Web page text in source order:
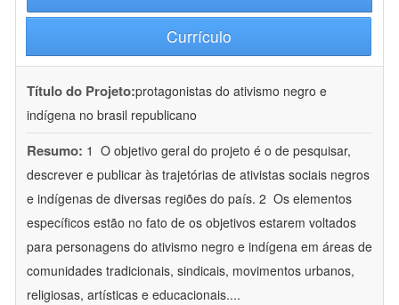
Currículo
Título do Projeto:protagonistas do ativismo negro e
indígena no brasil republicano
Resumo: 1  O objetivo geral do projeto é o de pesquisar,
descrever e publicar às trajetórias de ativistas sociais negros
e indígenas de diversas regiões do país. 2  Os elementos
específicos estão no fato de os objetivos estarem voltados
para personagens do ativismo negro e indígena em áreas de
comunidades tradicionais, sindicais, movimentos urbanos,
religiosas, artísticas e educacionais....